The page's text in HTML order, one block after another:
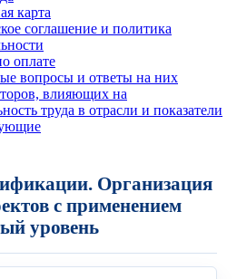
карта
соглашение и политика
оплате
вопросы и ответы на них
влияющих на
труда в отрасли и показатели
Организация
с применением
уровень